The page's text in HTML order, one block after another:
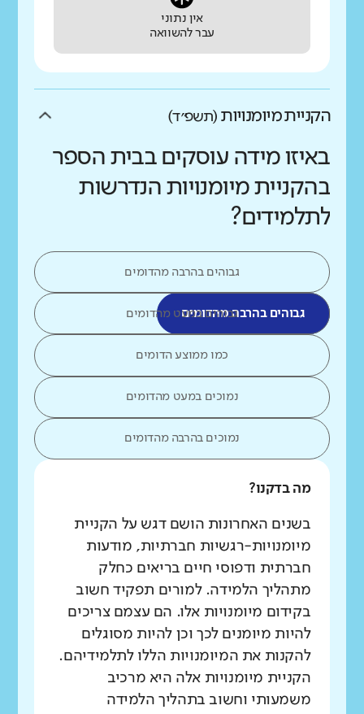
אין נתוני
עבר להשוואה
הקניית מיומנויות (תשפ״ד)
באיזו מידה עוסקים בבית הספר
בהקניית מיומנויות הנדרשות
לתלמידים?
גבוהים בהרבה מהדומים
גבוהים בהרבה מהדומיםגבוהים במעט מהדומים
כמו ממוצע הדומים
נמוכים במעט מהדומים
נמוכים בהרבה מהדומים
מה בדקנו?
בשנים האחרונות הושם דגש על הקניית
מיומנויות-רגשיות חברתיות, מודעות
חברתית ודפוסי חיים בריאים כחלק
מתהליך הלמידה. למורים תפקיד חשוב
בקידום מיומנויות אלו. הם עצמם צריכים
להיות מיומנים לכך וכן להיות מסוגלים
להקנות את המיומנויות הללו לתלמידיהם.
הקניית מיומנויות אלה היא מרכיב
משמעותי וחשוב בתהליך הלמידה